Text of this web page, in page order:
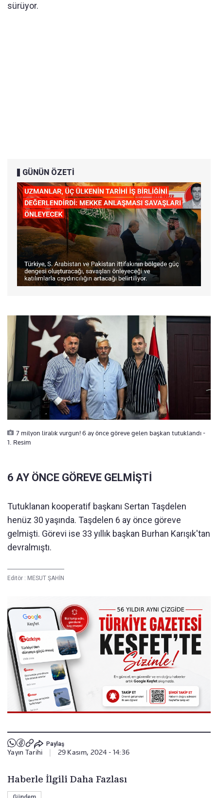
sürüyor.
GÜNÜN ÖZETİ
7 milyon liralık vurgun! 6 ay önce göreve gelen başkan tutuklandı -
1. Resim
6 AY ÖNCE GÖREVE GELMİŞTİ
Tutuklanan kooperatif başkanı Sertan Taşdelen
henüz 30 yaşında. Taşdelen 6 ay önce göreve
gelmişti. Görevi ise 33 yıllık başkan Burhan Karışık'tan
devralmıştı.
Editör : MESUT ŞAHİN
Paylaş
Yayın Tarihi 29 Kasım, 2024 - 14:36
Haberle İlgili Daha Fazlası